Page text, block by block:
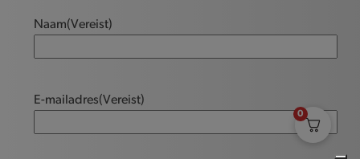
Naam(Vereist)
E-mailadres(Vereist)
0